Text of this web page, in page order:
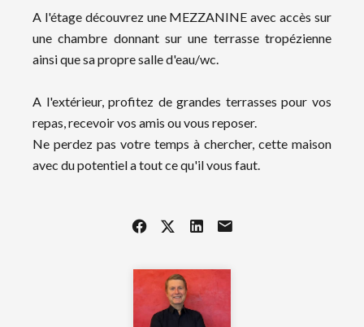
A l'étage découvrez une MEZZANINE avec accès sur
une chambre donnant sur une terrasse tropézienne
ainsi que sa propre salle d'eau/wc.
A l'extérieur, profitez de grandes terrasses pour vos
repas, recevoir vos amis ou vous reposer.
Ne perdez pas votre temps à chercher, cette maison
avec du potentiel a tout ce qu'il vous faut.